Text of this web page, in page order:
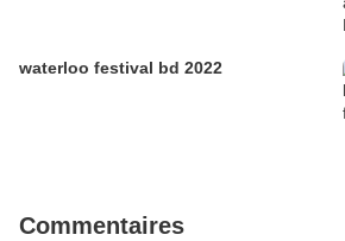
waterloo festival bd 2022
Commentaires